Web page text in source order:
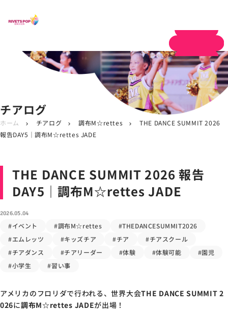
チアログ
ホーム chevron_right チアログ chevron_right 調布M☆rettes chevron_right
THE DANCE SUMMIT 2026
報告DAY5｜調布M☆rettes JADE
THE DANCE SUMMIT 2026 報告
DAY5｜調布M☆rettes JADE
2026.05.04
#イベント #調布M☆rettes
#THEDANCESUMMIT2026
#エムレッツ
#キッズチア #チア
#チアスクール
#チアダンス
#チアリーダー #体験 #体験可能
#園児
#小学生
#習い事
アメリカのフロリダで行われる、世界大会THE DANCE SUMMIT 2
026に調布M☆rettes JADEが出場！